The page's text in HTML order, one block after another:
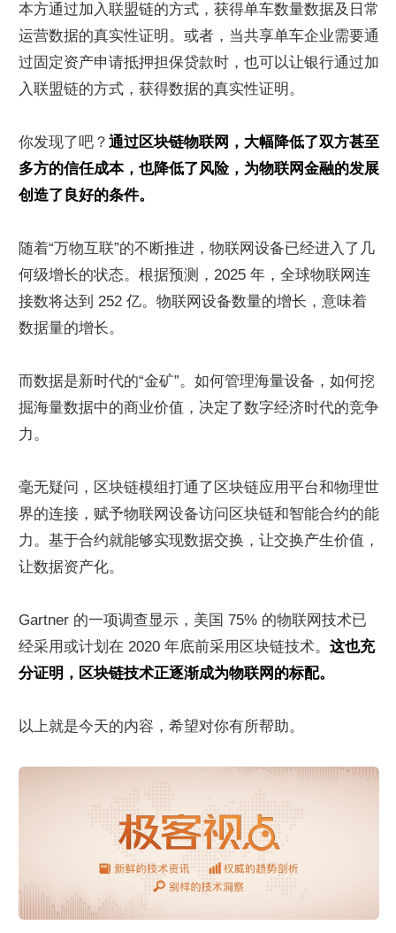
本方通过加入联盟链的方式，获得单车数量数据及日常
运营数据的真实性证明。或者，当共享单车企业需要通
过固定资产申请抵押担保贷款时，也可以让银行通过加
入联盟链的方式，获得数据的真实性证明。
你发现了吧？ 通过区块链物联网，大幅降低了双方甚至
多方的信任成本，也降低了风险，为物联网金融的发展
创造了良好的条件。
随着“万物互联”的不断推进，物联网设备已经进入了几
何级增长的状态。根据预测，2025 年，全球物联网连
接数将达到 252 亿。物联网设备数量的增长，意味着
数据量的增长。
而数据是新时代的“金矿”。如何管理海量设备，如何挖
掘海量数据中的商业价值，决定了数字经济时代的竞争
力。
毫无疑问，区块链模组打通了区块链应用平台和物理世
界的连接，赋予物联网设备访问区块链和智能合约的能
力。基于合约就能够实现数据交换，让交换产生价值，
让数据资产化。
Gartner 的一项调查显示，美国 75% 的物联网技术已
经采用或计划在 2020 年底前采用区块链技术。 这也充
分证明，区块链技术正逐渐成为物联网的标配。
以上就是今天的内容，希望对你有所帮助。